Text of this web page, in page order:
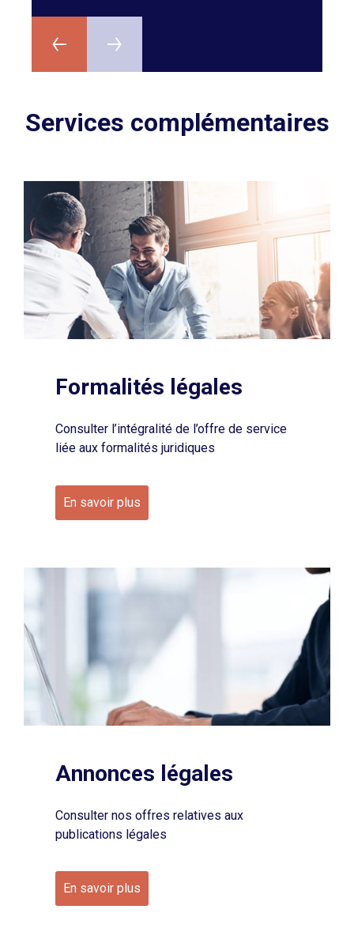
Services complémentaires
Formalités légales
Consulter l’intégralité de l’offre de service
liée aux formalités juridiques
En savoir plus
Annonces légales
Consulter nos offres relatives aux
publications légales
En savoir plus